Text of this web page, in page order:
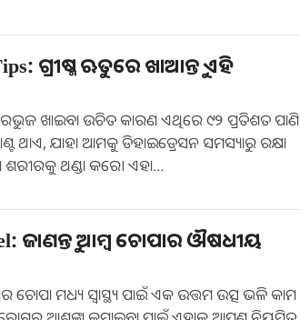
ଗ୍ରୀଷ୍ମ ଋତୁରେ ଖାଆନ୍ତୁ ଏହି
ଖାଇବା ଉଚିତ କାରଣ ଏଥିରେ ୯୨ ପ୍ରତିଶତ ପାଣି
ଥାଏ, ଯାହା ଆମକୁ ଡିହାଇଡ୍ରେସନ ସମସ୍ୟାରୁ ରକ୍ଷା
ଥଣ୍ଡା କରେ। ଏହା…
ଜାଣନ୍ତୁ ଆମ୍ବ ଚୋପାର ଔଷଧୀୟ
ଚୋପା ମଧ୍ୟ ସ୍ୱାସ୍ଥ୍ୟ ପାଇଁ ଏକ ଉତ୍ତମ ଉତ୍ସ ଭଳି କାମ